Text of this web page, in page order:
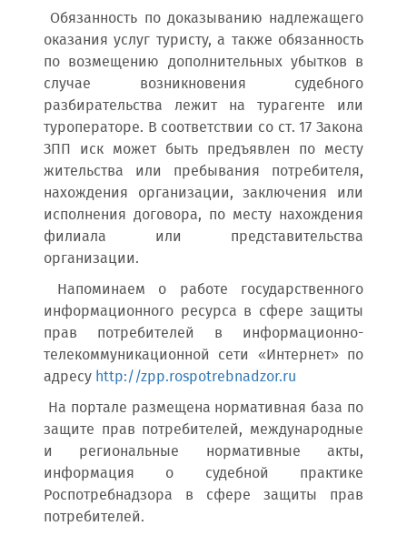
Обязанность по доказыванию надлежащего
оказания услуг туристу, а также обязанность
по возмещению дополнительных убытков в
случае возникновения судебного
разбирательства лежит на турагенте или
туроператоре. В соответствии со ст. 17 Закона
ЗПП иск может быть предъявлен по месту
жительства или пребывания потребителя,
нахождения организации, заключения или
исполнения договора, по месту нахождения
филиала или представительства
организации.
Напоминаем о работе государственного
информационного ресурса в сфере защиты
прав потребителей в информационно-
телекоммуникационной сети «Интернет» по
адресу http://zpp.rospotrebnadzor.ru
На портале размещена нормативная база по
защите прав потребителей, международные
и региональные нормативные акты,
информация о судебной практике
Роспотребнадзора в сфере защиты прав
потребителей.